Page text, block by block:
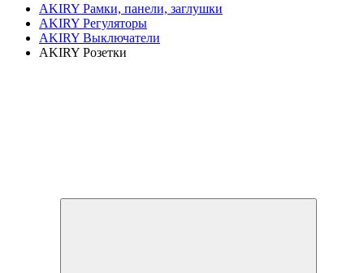
AKIRY Рамки, панели, заглушки
AKIRY Регуляторы
AKIRY Выключатели
AKIRY Розетки